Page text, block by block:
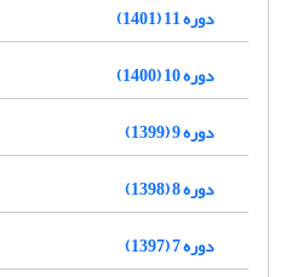
دوره 11 (1401)
دوره 10 (1400)
دوره 9 (1399)
دوره 8 (1398)
دوره 7 (1397)